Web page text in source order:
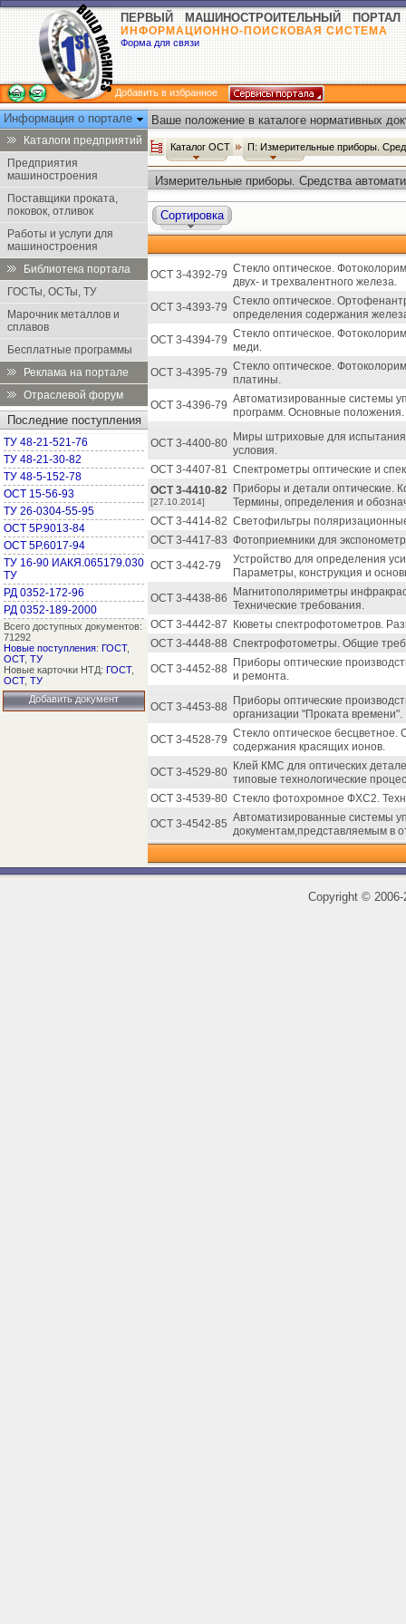
ПЕРВЫЙ МАШИНОСТРОИТЕЛЬНЫЙ ПОРТАЛ
ИНФОРМАЦИОННО-ПОИСКОВАЯ СИСТЕМА
Форма для связи
Добавить в избранное
Информация о портале
Каталоги предприятий
Предприятия
машиностроения
Поставщики проката,
поковок, отливок
Работы и услуги для
машиностроения
Библиотека портала
ГОСТы, ОСТы, ТУ
Марочник металлов и
сплавов
Бесплатные программы
Реклама на портале
Отраслевой форум
Последние поступления
ТУ 48-21-521-76
ТУ 48-21-30-82
ТУ 48-5-152-78
ОСТ 15-56-93
ТУ 26-0304-55-95
ОСТ 5Р.9013-84
ОСТ 5Р.6017-94
ТУ 16-90 ИАКЯ.065179.030
ТУ
РД 0352-172-96
РД 0352-189-2000
Всего доступных документов:
71292
Новые поступления: ГОСТ,
ОСТ, ТУ
Новые карточки НТД: ГОСТ,
ОСТ, ТУ
Добавить документ
Ваше положение в каталоге нормативных
Каталог ОСТ П: Измерительные приборы.
Измерительные приборы. Средства
ОСТ
Сортировка
ОСТ 3-4392-79 Стекло оптическое.
двух- и трехвалентного железа.
ОСТ 3-4393-79 Стекло оптическое.
определения содержания
ОСТ 3-4394-79 Стекло оптическое.
меди.
ОСТ 3-4395-79 Стекло оптическое.
платины.
ОСТ 3-4396-79 Автоматизированные системы
программ. Основные положения.
ОСТ 3-4400-80 Миры штриховые для испытания
условия.
ОСТ 3-4407-81 Спектрометры оптические и
ОСТ 3-4410-82
[27.10.2014]
Приборы и детали оптические.
Термины, определения и
ОСТ 3-4414-82 Светофильтры
ОСТ 3-4417-83 Фотоприемники для
ОСТ 3-442-79
Устройство для определения
Параметры, конструкция и
ОСТ 3-4438-86
Магнитополяриметры
Технические требования.
ОСТ 3-4442-87
Кюветы спектрофотометров.
ОСТ 3-4448-88 Спектрофотометры. Общие
ОСТ 3-4452-88
Приборы оптические
и ремонта.
ОСТ 3-4453-88
Приборы оптические
организации "Проката времени".
ОСТ 3-4528-79 Стекло оптическое
содержания красящих ионов.
ОСТ 3-4529-80 Клей КМС для оптических
типовые технологические
ОСТ 3-4539-80 Стекло фотохромное ФХС2.
ОСТ 3-4542-85 Автоматизированные системы
документам,представляемым в
Copyright ©